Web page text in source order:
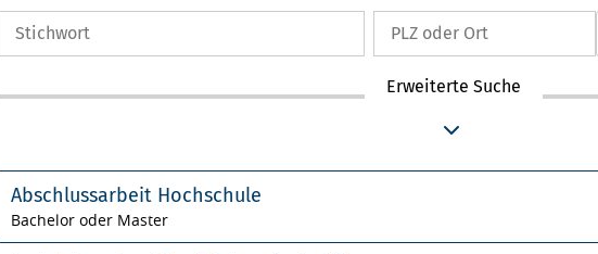
Erweiterte Suche
Abschlussarbeit Hochschule
Bachelor oder Master